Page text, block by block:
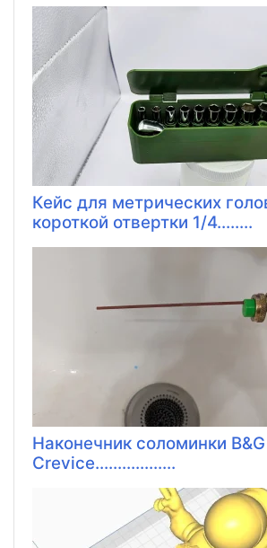
Кейс для метрических
короткой отвертки 1/4........
Наконечник соломинки
Crevice..................